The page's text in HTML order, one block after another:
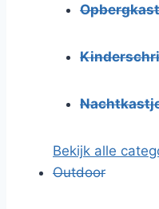
Opbergkast
Bekijk alle
Outdoor